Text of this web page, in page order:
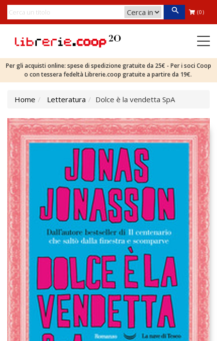
(0)
Per gli acquisti online: spese di spedizione gratuite da 25€ - Per i soci Coop
o con tessera fedeltà Librerie.coop gratuite a partire da 19€.
Home Letteratura Dolce è la vendetta SpA